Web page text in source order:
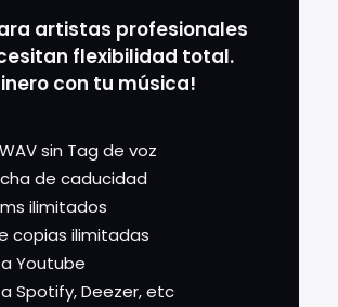
artistas profesionales
flexibilidad total.
con tu música!
sin Tag de voz
de caducidad
ilimitados
copias ilimitadas
Youtube
Spotify, Deezer, etc